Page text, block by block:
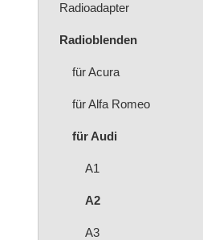
Radioadapter
Radioblenden
für Acura
für Alfa Romeo
für Audi
A1
A2
A3